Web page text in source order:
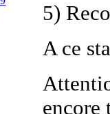
5)
A ce
encore